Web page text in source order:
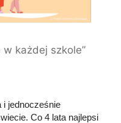
w każdej szkole”
i jednocześnie
Co 4 lata najlepsi